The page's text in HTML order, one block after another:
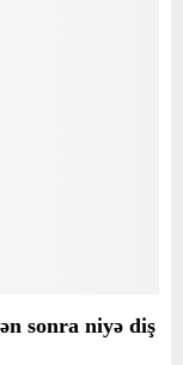
sonra niyə diş